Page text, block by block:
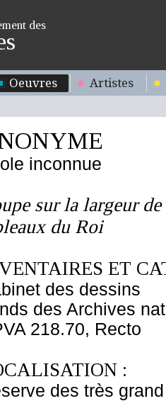
des
Oeuvres Artistes
inconnue
sur la largeur
du Roi
ET
des dessins
des Archives
218.70, Recto
:
des très